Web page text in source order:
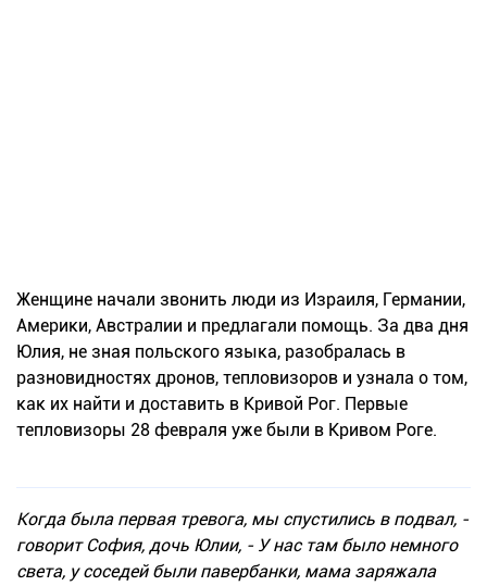
Женщине начали звонить люди из Израиля, Германии,
Америки, Австралии и предлагали помощь. За два дня
Юлия, не зная польского языка, разобралась в
разновидностях дронов, тепловизоров и узнала о том,
как их найти и доставить в Кривой Рог. Первые
тепловизоры 28 февраля уже были в Кривом Роге.
Когда была первая тревога, мы спустились в подвал, -
говорит София, дочь Юлии, - У нас там было немного
света, у соседей были павербанки, мама заряжала